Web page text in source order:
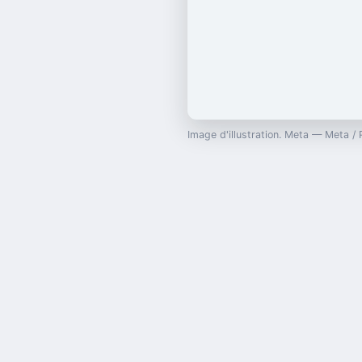
Image d'illustration. Meta — Meta /